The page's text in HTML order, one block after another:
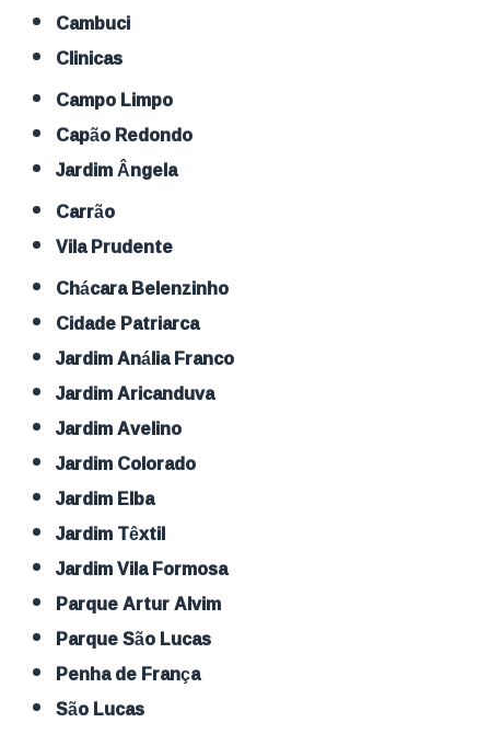
Cambuci
Clinicas
Campo Limpo
Capão Redondo
Jardim Ângela
Carrão
Vila Prudente
Chácara Belenzinho
Cidade Patriarca
Jardim Anália Franco
Jardim Aricanduva
Jardim Avelino
Jardim Colorado
Jardim Elba
Jardim Têxtil
Jardim Vila Formosa
Parque Artur Alvim
Parque São Lucas
Penha de França
São Lucas